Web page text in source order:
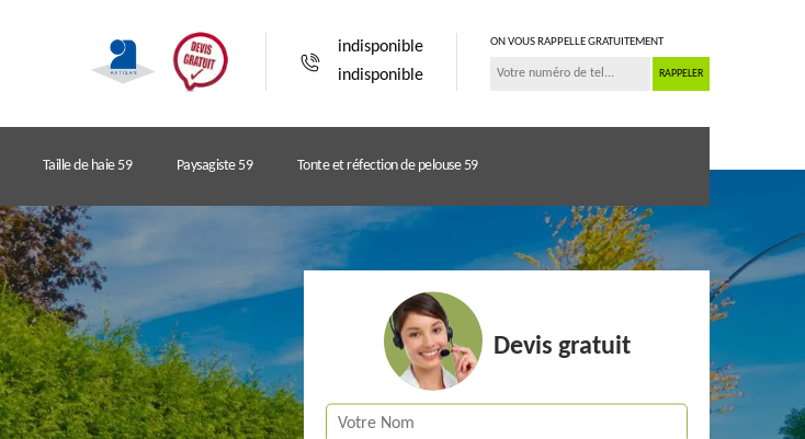
indisponible
indisponible
ON VOUS RAPPELLE GRATUITEMENT
Taille de haie 59 Paysagiste 59 Tonte et réfection de pelouse 59
Devis gratuit